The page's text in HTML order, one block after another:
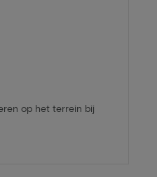
op het terrein bij